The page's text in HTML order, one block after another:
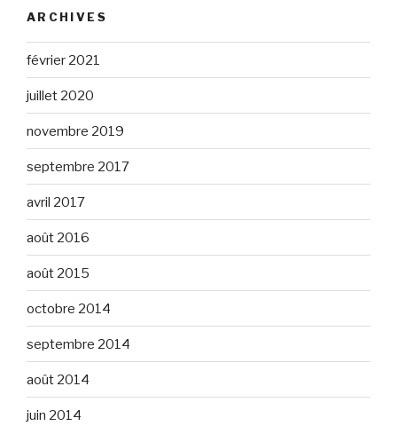
ARCHIVES
février 2021
juillet 2020
novembre 2019
septembre 2017
avril 2017
août 2016
août 2015
octobre 2014
septembre 2014
août 2014
juin 2014